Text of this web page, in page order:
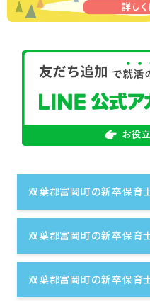
双葉郡富岡町の新卒保育
双葉郡富岡町の新卒保育
双葉郡富岡町の新卒保育